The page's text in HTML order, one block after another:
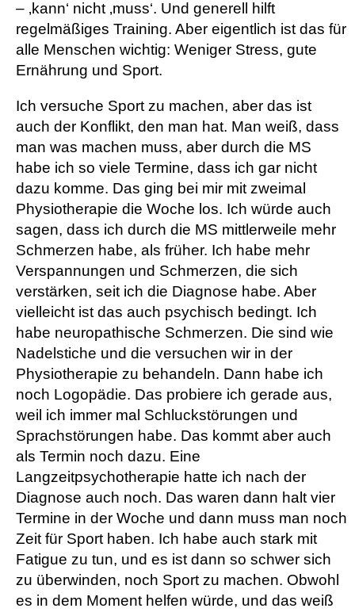
– ‚kann‘ nicht ‚muss‘. Und generell hilft
regelmäßiges Training. Aber eigentlich ist das für
alle Menschen wichtig: Weniger Stress, gute
Ernährung und Sport.
Ich versuche Sport zu machen, aber das ist
auch der Konflikt, den man hat. Man weiß, dass
man was machen muss, aber durch die MS
habe ich so viele Termine, dass ich gar nicht
dazu komme. Das ging bei mir mit zweimal
Physiotherapie die Woche los. Ich würde auch
sagen, dass ich durch die MS mittlerweile mehr
Schmerzen habe, als früher. Ich habe mehr
Verspannungen und Schmerzen, die sich
verstärken, seit ich die Diagnose habe. Aber
vielleicht ist das auch psychisch bedingt. Ich
habe neuropathische Schmerzen. Die sind wie
Nadelstiche und die versuchen wir in der
Physiotherapie zu behandeln. Dann habe ich
noch Logopädie. Das probiere ich gerade aus,
weil ich immer mal Schluckstörungen und
Sprachstörungen habe. Das kommt aber auch
als Termin noch dazu. Eine
Langzeitpsychotherapie hatte ich nach der
Diagnose auch noch. Das waren dann halt vier
Termine in der Woche und dann muss man noch
Zeit für Sport haben. Ich habe auch stark mit
Fatigue zu tun, und es ist dann so schwer sich
zu überwinden, noch Sport zu machen. Obwohl
es in dem Moment helfen würde, und das weiß